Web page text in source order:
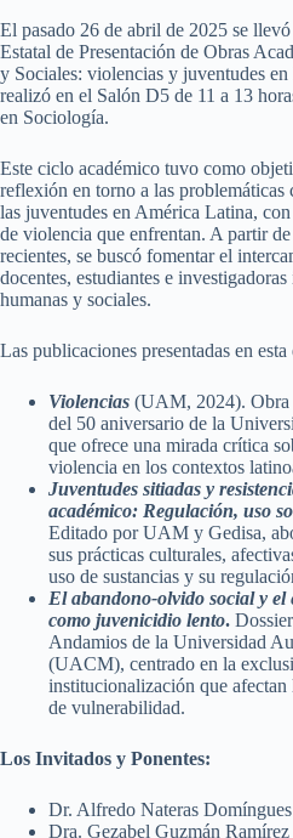
El pasado 26 de abril de 2025 se
Estatal de Presentación de Obras
y Sociales: violencias y juventudes
realizó en el Salón D5 de 11 a 13
en Sociología.
Este ciclo académico tuvo como
reflexión en torno a las problemáticas
las juventudes en América Latina,
de violencia que enfrentan. A partir
recientes, se buscó fomentar el
docentes, estudiantes e
humanas y sociales.
Las publicaciones presentadas en
Violencias (UAM, 2024). Obra
del 50 aniversario de la
que ofrece una mirada crítica
violencia en los contextos
Juventudes sitiadas y
académico: Regulación, uso
Editado por UAM y Gedisa,
sus prácticas culturales,
uso de sustancias y su
El abandono-olvido social y
como juvenicidio lento.
Andamios de la Universidad
(UACM), centrado en la
institucionalización que
de vulnerabilidad.
Los Invitados y Ponentes:
Dr. Alfredo Nateras
Dra. Gezabel Guzmán